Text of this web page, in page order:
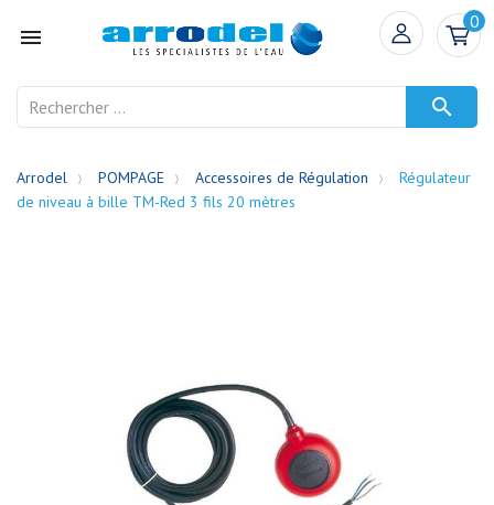

0

Arrodel POMPAGE Accessoires de Régulation
Régulateur
de niveau à bille TM-Red 3 fils 20 mètres